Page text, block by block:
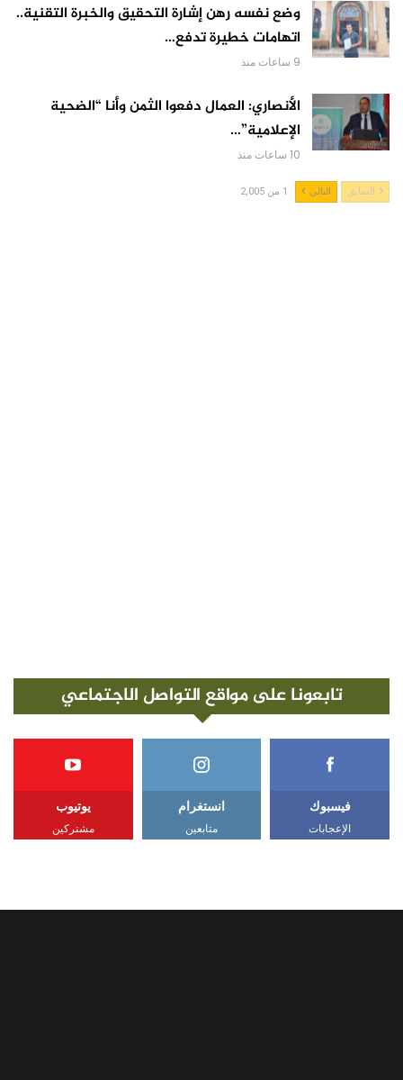
وضع نفسه رهن إشارة التحقيق والخبرة التقنية..
اتهامات خطيرة تدفع…
9 ساعات منذ
الأنصاري: العمال دفعوا الثمن وأنا “الضحية
الإعلامية”…
10 ساعات منذ
السابق التالي 1 من 2,005
تابعونا على مواقع التواصل الاجتماعي
فيسبوك
الإعجابات
انستغرام
متابعين
يوتيوب
مشتركين